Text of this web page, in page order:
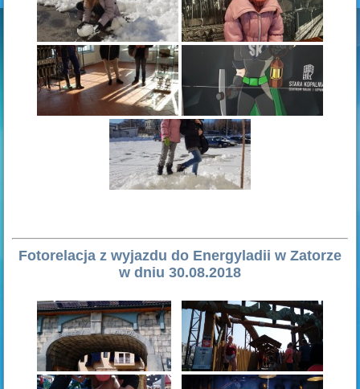
Fotorelacja z wyjazdu do Energyladii w Zatorze
w dniu 30.08.2018